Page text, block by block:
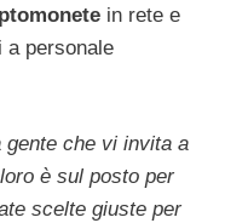
in rete e
a personale
che vi invita a
è sul posto per
scelte giuste per